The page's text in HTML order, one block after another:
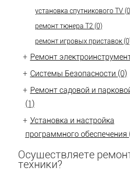
установка спутникового TV
ремонт тюнера Т2 (0)
ремонт игровых приставок
+ Ремонт
+ Системы Безопасности (0)
+ Ремонт садовой и
(1)
+ Установка и настройка
программного обеспечения
Осуществляете
техники?